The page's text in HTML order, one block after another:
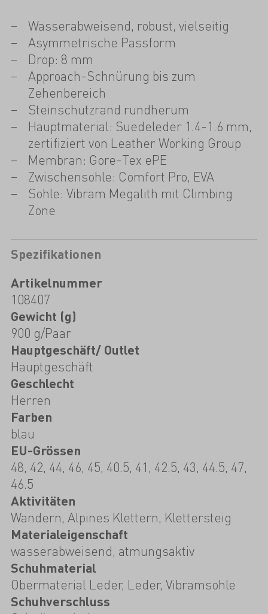
Wasserabweisend, robust, vielseitig
Asymmetrische Passform
Drop: 8 mm
Approach-Schnürung bis zum
Zehenbereich
Steinschutzrand rundherum
Hauptmaterial: Suedeleder 1.4-1.6 mm,
zertifiziert von Leather Working Group
Membran: Gore-Tex ePE
Zwischensohle: Comfort Pro, EVA
Sohle: Vibram Megalith mit Climbing
Zone
Spezifikationen
Artikelnummer
108407
Gewicht (g)
900 g/Paar
Hauptgeschäft/ Outlet
Hauptgeschäft
Geschlecht
Herren
Farben
blau
EU-Grössen
48, 42, 44, 46, 45, 40.5, 41, 42.5, 43, 44.5, 47,
46.5
Aktivitäten
Wandern, Alpines Klettern, Klettersteig
Materialeigenschaft
wasserabweisend, atmungsaktiv
Schuhmaterial
Obermaterial Leder, Leder, Vibramsohle
Schuhverschluss